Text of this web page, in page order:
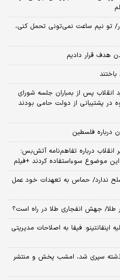
تو نیم ساعت نمی‌تونی تحمل کنی،
هدف قرار دادیم
انقلاب پس از بمباران جلسه شورای
در پشتیبانی از دولت حامی بودند
درباره فلسطین
درباره تفاهم‌نامه آتش‌بس؛
این موضوع سوءاستفاده کردند +فیلم
صلح ندارد/ حماس به تعهدات خود عمل
طلا/ جهش انفجاری طلا در راه است؟
اینفانتینو: فیفا به اصلاحات مدیریتی
سپری شد، امشب پخش و منتشر